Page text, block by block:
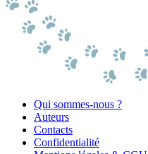
Qui sommes-nous ?
Auteurs
Contacts
Confidentialité